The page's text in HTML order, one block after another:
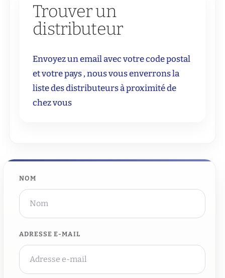
Trouver un
distributeur
Envoyez un email avec votre code postal
et votre pays , nous vous enverrons la
liste des distributeurs à proximité de
chez vous
NOM
ADRESSE E-MAIL